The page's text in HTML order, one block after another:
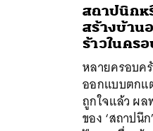
สถาปนิกห
สร้างบ้าน
ร้าวในคร
หลายครอบค
ออกแบบตกแ
ถูกใจแล้ว ผ
ของ ‘สถาปนึ